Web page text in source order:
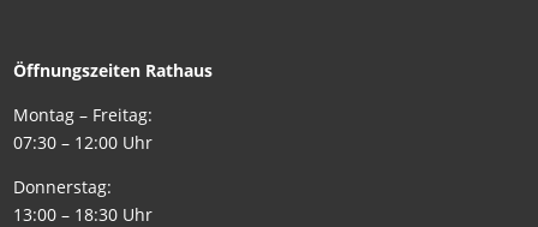
Öffnungszeiten Rathaus
Montag – Freitag:
07:30 – 12:00 Uhr
Donnerstag:
13:00 – 18:30 Uhr